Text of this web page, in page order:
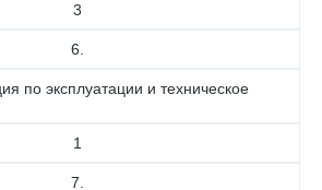
3
6.
по эксплуатации и техническое
1
7.